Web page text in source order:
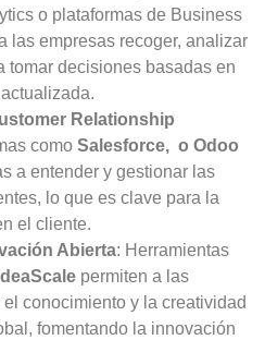
o plataformas de Business
las empresas recoger, analizar
tomar decisiones basadas en
Relationship
como Salesforce, o Odoo
a entender y gestionar las
lo que es clave para la
el cliente.
Abierta: Herramientas
permiten a las
conocimiento y la creatividad
fomentando la innovación